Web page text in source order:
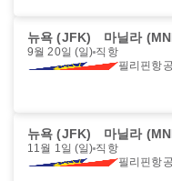
뉴욕 (JFK) 마닐라
9월 20일 (일) 직항
필리핀항공
뉴욕 (JFK) 마닐라
11월 1일 (일) 직항
필리핀항공